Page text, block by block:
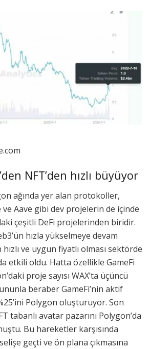
NFT’den hızlı büyüyor
ağında yer alan protokoller,
Aave gibi dev projelerin de içinde
çeşitli DeFi projelerinden biridir.
hızla yükselmeye devam
ve uygun fiyatlı olması sektörde
etkili oldu. Hatta özellikle GameFi
proje sayısı WAX’ta üçüncü
beraber GameFi’nin aktif
%25’ini Polygon oluşturuyor. Son
tabanlı avatar pazarını Polygon’da
Bu hareketler karşısında
geçti ve ön plana çıkmasına